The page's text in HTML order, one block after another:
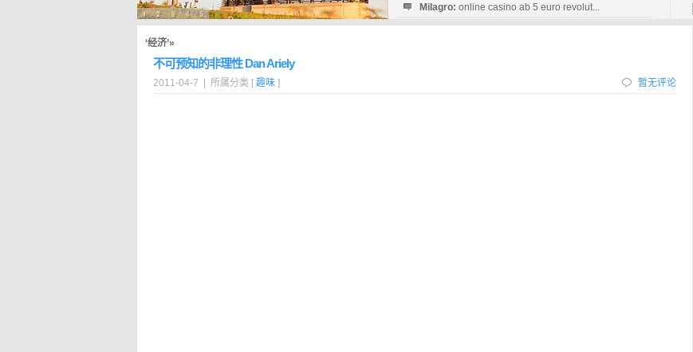
Milagro: online casino ab 5 euro revolut...
‘经济’»
不可预知的非理性 Dan Ariely
2011-04-7 | 所属分类 [ 趣味 ] 暂无评论